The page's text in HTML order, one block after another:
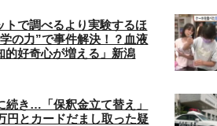
トで調べるより実験するほ
の力”で事件解決！？血液
的好奇心が増える」新潟
続き…「保釈金立て替え」
円とカードだまし取った疑